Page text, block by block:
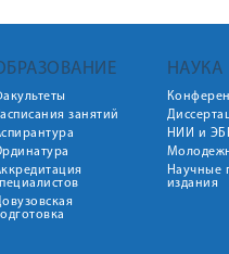
занятий
НАУКА
НИИ и
Научные
издания